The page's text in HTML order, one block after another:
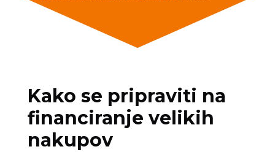
Kako se pripraviti na
financiranje velikih
nakupov